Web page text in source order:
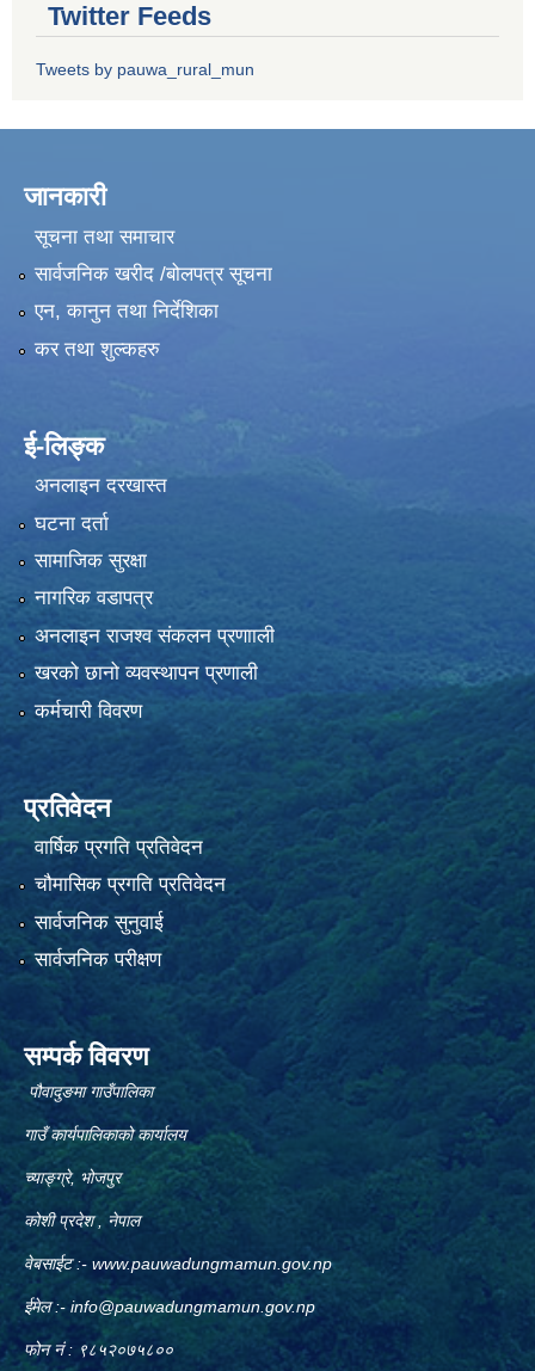
Twitter Feeds
Tweets by pauwa_rural_mun
जानकारी
सूचना तथा समाचार
सार्वजनिक खरीद /बोलपत्र सूचना
एन, कानुन तथा निर्देशिका
कर तथा शुल्कहरु
ई-लिङ्क
अनलाइन दरखास्त
घटना दर्ता
सामाजिक सुरक्षा
नागरिक वडापत्र
अनलाइन राजश्व संकलन प्रणााली
खरको छानो व्यवस्थापन प्रणाली
कर्मचारी विवरण
प्रतिवेदन
वार्षिक प्रगति प्रतिवेदन
चौमासिक प्रगति प्रतिवेदन
सार्वजनिक सुनुवाई
सार्वजनिक परीक्षण
सम्पर्क विवरण
पौवादुङमा गाउँपालिका
गाउँ कार्यपालिकाको कार्यालय
च्याङ्ग्रे, भोजपुर
कोशी प्रदेश , नेपाल
वेबसाईट :- www.pauwadungmamun.gov.np
ईमेल :- info@pauwadungmamun.gov.np
फोन नं : ९८५२०७५८००